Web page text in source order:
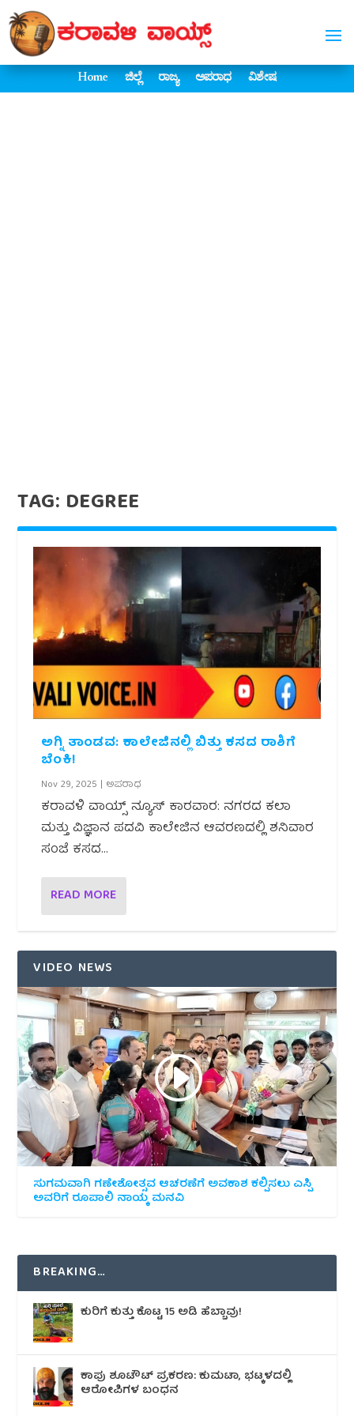
Home ಜಿಲ್ಲೆ ರಾಜ್ಯ ಅಪರಾಧ ವಿಶೇಷ
TAG: DEGREE
ಅಗ್ನಿ ತಾಂಡವ: ಕಾಲೇಜಿನಲ್ಲಿ ಬಿತ್ತು ಕಸದ ರಾಶಿಗೆ
ಬೆಂಕಿ!
Nov 29, 2025 | ಅಪರಾಧ
ಕರಾವಳಿ ವಾಯ್ಸ್ ನ್ಯೂಸ್ ಕಾರವಾರ: ನಗರದ ಕಲಾ
ಮತ್ತು ವಿಜ್ಞಾನ ಪದವಿ ಕಾಲೇಜಿನ ಆವರಣದಲ್ಲಿ ಶನಿವಾರ
ಸಂಜೆ ಕಸದ...
READ MORE
VIDEO NEWS
ಸುಗಮವಾಗಿ ಗಣೇಶೋತ್ಸವ ಆಚರಣೆಗೆ ಅವಕಾಶ ಕಲ್ಪಿಸಲು ಎಸ್ಪಿ
ಅವರಿಗೆ ರೂಪಾಲಿ ನಾಯ್ಕ ಮನವಿ
BREAKING…
ಕುರಿಗೆ ಕುತ್ತು ಕೊಟ್ಟ 15 ಅಡಿ ಹೆಬ್ಬಾವು!
ಕಾಪು ಶೂಟೌಟ್‌ ಪ್ರಕರಣ: ಕುಮಟಾ, ಭಟ್ಕಳದಲ್ಲಿ
ಆರೋಪಿಗಳ ಬಂಧನ